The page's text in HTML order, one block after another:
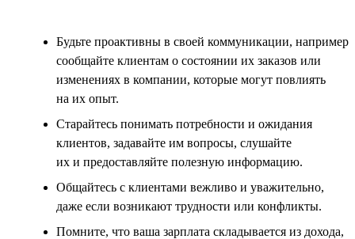
Будьте проактивны в своей коммуникации, например
сообщайте клиентам о состоянии их заказов или
изменениях в компании, которые могут повлиять
на их опыт.
Старайтесь понимать потребности и ожидания
клиентов, задавайте им вопросы, слушайте
их и предоставляйте полезную информацию.
Общайтесь с клиентами вежливо и уважительно,
даже если возникают трудности или конфликты.
Помните, что ваша зарплата складывается из дохода,